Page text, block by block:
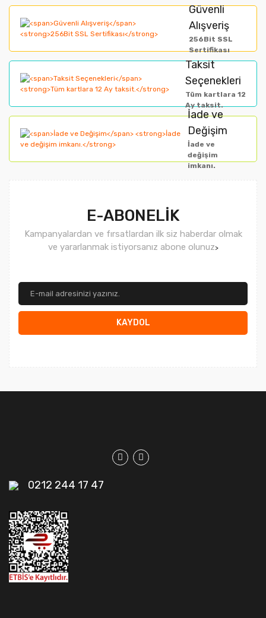
Ürün resmi kalitesiz, bozuk veya görüntülenemiyor.
Ürün açıklamasında eksik bilgiler bulunuyor.
Bu ürüne benzer farklı alternatifler olmalı.
Güvenli
Alışveriş
256Bit SSL
Sertifikası
Taksit
Seçenekleri
Tüm kartlara 12
Ay taksit.
İade ve
Değişim
İade ve
değişim
imkanı.
E-ABONELİK
Kampanyalardan ve fırsatlardan ilk siz haberdar olmak
ve yararlanmak istiyorsanız abone olunuz>
KAYDOL
0212 244 17 47